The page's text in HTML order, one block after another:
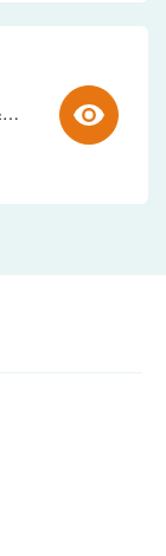
Bookaroo Books & Stuff Pouch - Botanical